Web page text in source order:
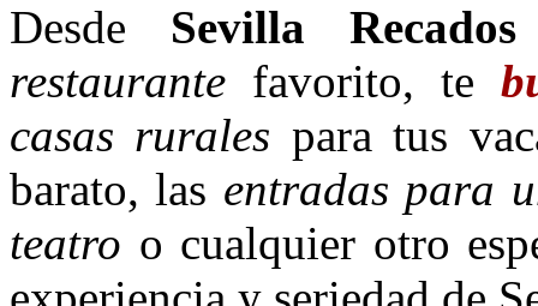
Desde Sevilla Recados
restaurante favorito, te
casas rurales para tus
barato, las entradas para
teatro o cualquier otro